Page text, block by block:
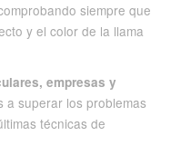
siempre que
y el color de la llama
empresas y
a superar los problemas
técnicas de